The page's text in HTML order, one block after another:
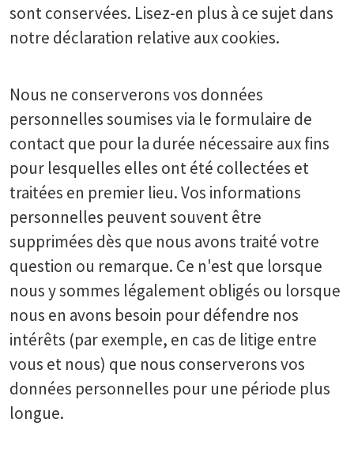
sont conservées. Lisez-en plus à ce sujet dans
notre déclaration relative aux cookies.
Nous ne conserverons vos données
personnelles soumises via le formulaire de
contact que pour la durée nécessaire aux fins
pour lesquelles elles ont été collectées et
traitées en premier lieu. Vos informations
personnelles peuvent souvent être
supprimées dès que nous avons traité votre
question ou remarque. Ce n'est que lorsque
nous y sommes légalement obligés ou lorsque
nous en avons besoin pour défendre nos
intérêts (par exemple, en cas de litige entre
vous et nous) que nous conserverons vos
données personnelles pour une période plus
longue.